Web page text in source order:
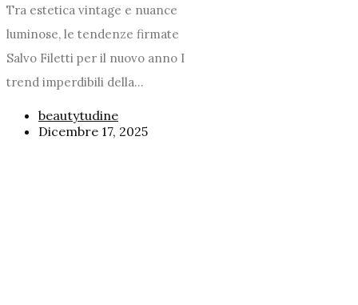
Tra estetica vintage e nuance
luminose, le tendenze firmate
Salvo Filetti per il nuovo anno I
trend imperdibili della...
beautytudine
Dicembre 17, 2025